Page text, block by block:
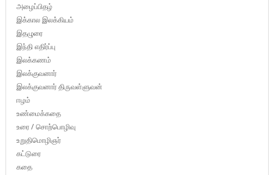
அழைப்பிதழ்
இக்கால இலக்கியம்
இதழுரை
இந்தி எதிர்ப்பு
இலக்கணம்
இலக்குவனார்
இலக்குவனார் திருவள்ளுவன்
ஈழம்
உண்மைக்கதை
உரை / சொற்பொழிவு
உறுதிமொழிஞர்
கட்டுரை
கதை